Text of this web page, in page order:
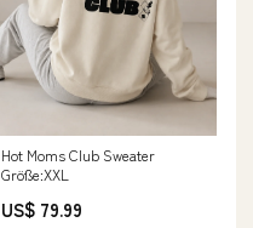
Hot Moms Club Sweater
Größe:XXL
US$ 79.99